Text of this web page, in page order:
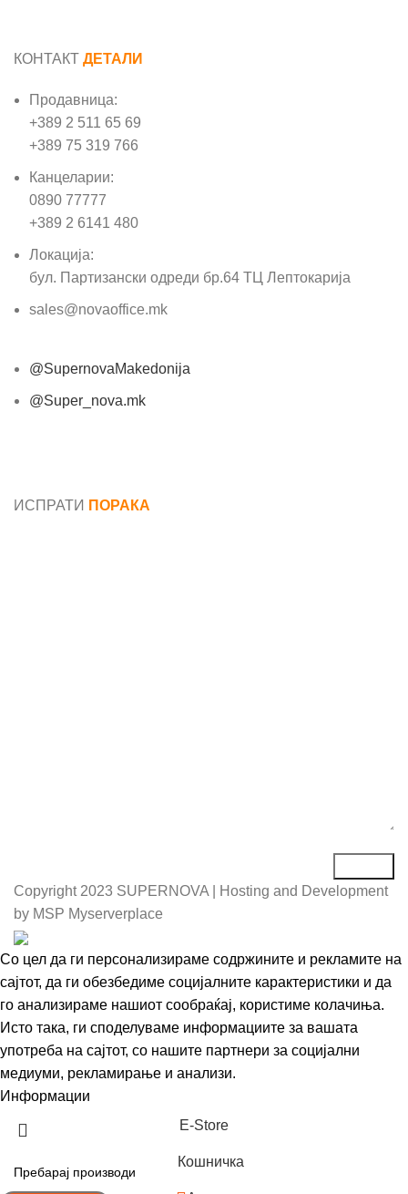
КОНТАКТ ДЕТАЛИ
Продавница:
+389 2 511 65 69
+389 75 319 766
Канцеларии:
0890 77777
+389 2 6141 480
Локација:
бул. Партизански одреди бр.64 ТЦ Лептокарија
sales@novaoffice.mk
@SupernovaMakedonija
@Super_nova.mk
ИСПРАТИ ПОРАКА
Copyright 2023 SUPERNOVA | Hosting and Development
by MSP Myserverplace
Со цел да ги персонализираме содржините и рекламите на
сајтот, да ги обезбедиме социјалните карактеристики и да
го анализираме нашиот сообраќај, користиме колачиња.
Исто така, ги споделуваме информациите за вашата
употреба на сајтот, со нашите партнери за социјални
медиуми, рекламирање и анализи.
Информации
Е-Store
Кошничка